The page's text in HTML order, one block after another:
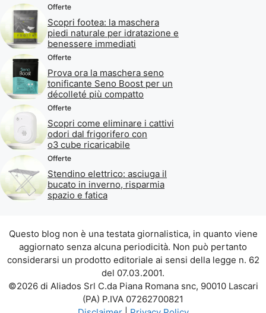
Offerte
Scopri footea: la maschera
piedi naturale per idratazione e
benessere immediati
Offerte
Prova ora la maschera seno
tonificante Seno Boost per un
décolleté più compatto
Offerte
Scopri come eliminare i cattivi
odori dal frigorifero con
o3 cube ricaricabile
Offerte
Stendino elettrico: asciuga il
bucato in inverno, risparmia
spazio e fatica
Questo blog non è una testata giornalistica, in quanto viene
aggiornato senza alcuna periodicità. Non può pertanto
considerarsi un prodotto editoriale ai sensi della legge n. 62
del 07.03.2001.
©2026 di Aliados Srl C.da Piana Romana snc, 90010 Lascari
(PA) P.IVA 07262700821